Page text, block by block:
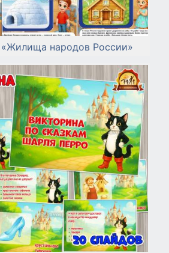
«Жилища народов России»